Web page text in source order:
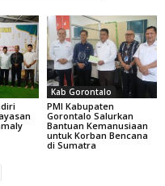
Kab Gorontalo
PMI Kabupaten
Gorontalo Salurkan
Bantuan Kemanusiaan
untuk Korban Bencana
di Sumatra